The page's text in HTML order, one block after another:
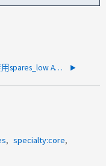
如何禁用spares_low AutoSupport通知
specialty:core